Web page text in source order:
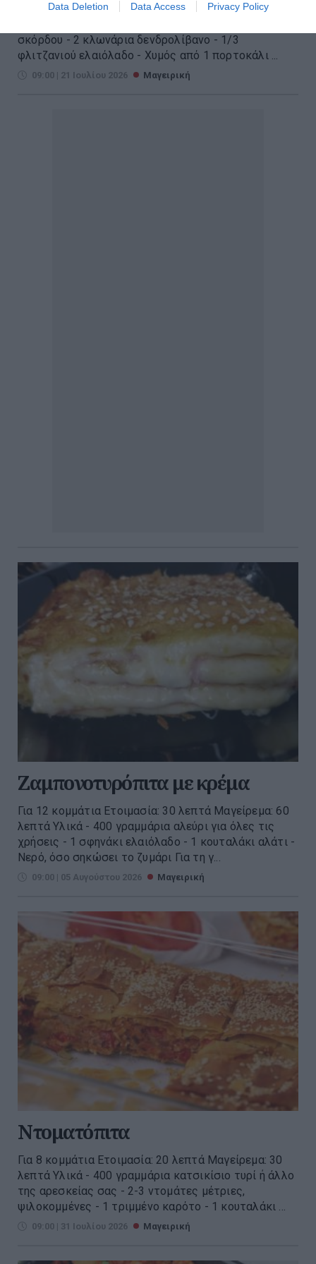
Data Deletion Data Access Privacy Policy
Για 6 άτομα Ετοιμασία: 20 λεπτά Μαγείρεμα: 120
σκόρδου - 2 κλωνάρια δενδρολίβανο - 1/3
φλιτζανιού ελαιόλαδο - Χυμός από 1 πορτοκάλι ...
09:00 | 21 Ιουλίου 2026 Μαγειρική
Ζαμπονοτυρόπιτα με κρέμα
Για 12 κομμάτια Ετοιμασία: 30 λεπτά Μαγείρεμα: 60
λεπτά Υλικά - 400 γραμμάρια αλεύρι για όλες τις
χρήσεις - 1 σφηνάκι ελαιόλαδο - 1 κουταλάκι αλάτι -
Νερό, όσο σηκώσει το ζυμάρι Για τη γ...
09:00 | 05 Αυγούστου 2026 Μαγειρική
Ντοματόπιτα
Για 8 κομμάτια Ετοιμασία: 20 λεπτά Μαγείρεμα: 30
λεπτά Υλικά - 400 γραμμάρια κατσικίσιο τυρί ή άλλο
της αρεσκείας σας - 2-3 ντομάτες μέτριες,
ψιλοκομμένες - 1 τριμμένο καρότο - 1 κουταλάκι ...
09:00 | 31 Ιουλίου 2026 Μαγειρική